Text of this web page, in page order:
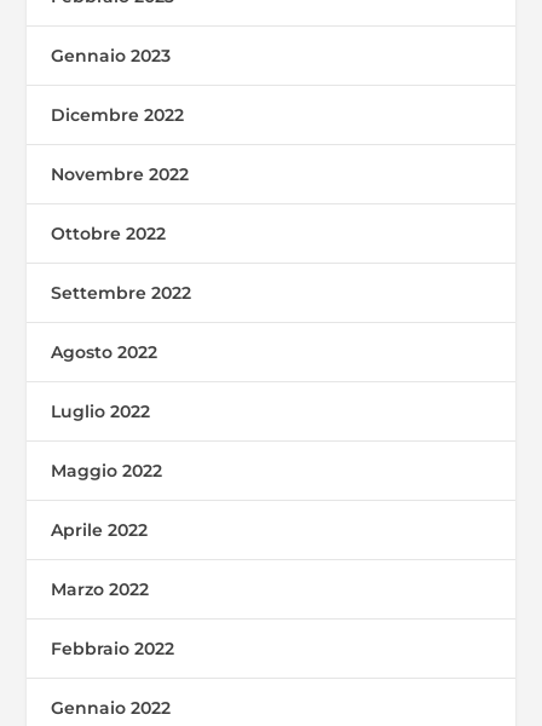
Gennaio 2023
Dicembre 2022
Novembre 2022
Ottobre 2022
Settembre 2022
Agosto 2022
Luglio 2022
Maggio 2022
Aprile 2022
Marzo 2022
Febbraio 2022
Gennaio 2022